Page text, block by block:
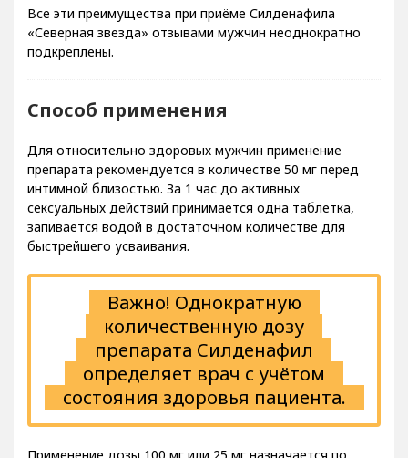
Все эти преимущества при приёме Силденафила
«Северная звезда» отзывами мужчин неоднократно
подкреплены.
Способ применения
Для относительно здоровых мужчин применение
препарата рекомендуется в количестве 50 мг перед
интимной близостью. За 1 час до активных
сексуальных действий принимается одна таблетка,
запивается водой в достаточном количестве для
быстрейшего усваивания.
Важно! Однократную
количественную дозу
препарата Силденафил
определяет врач с учётом
состояния здоровья пациента.